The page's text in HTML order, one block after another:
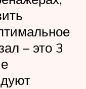
– это 3